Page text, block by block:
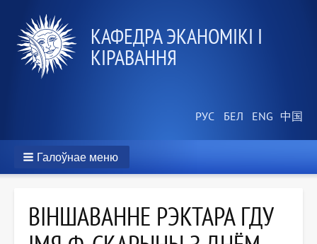
КАФЕДРА ЭКАНОМІКІ І
КІРАВАННЯ
Галоўнае меню
ВІНШАВАННЕ РЭКТАРА ГДУ